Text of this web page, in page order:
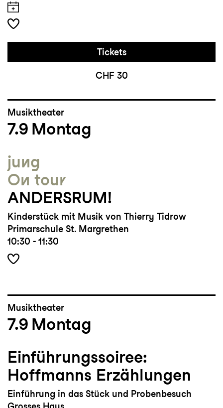
Tickets
CHF 30
Musiktheater
7.9 Montag
jung
On tour
ANDERSRUM!
Kinderstück mit Musik von Thierry Tidrow
Primarschule St. Margrethen
10:30 - 11:30
Musiktheater
7.9 Montag
Einführungssoiree:
Hoffmanns Erzählungen
Einführung in das Stück und Probenbesuch